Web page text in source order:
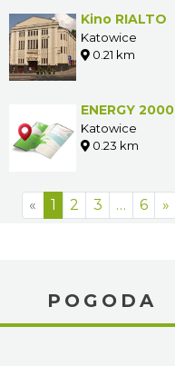
Kino RIALTO
Katowice
0.21 km
ENERGY 2000
Katowice
0.23 km
« 1 2 3 … 6 »
POGODA